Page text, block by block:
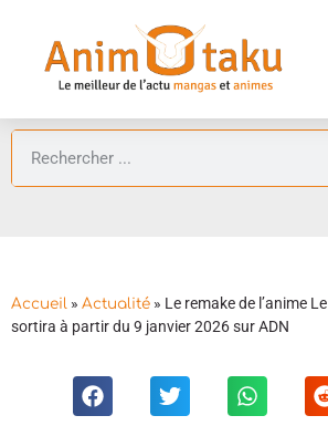
Accueil » Actualité » Le remake de l’anime
sortira à partir du 9 janvier 2026 sur ADN